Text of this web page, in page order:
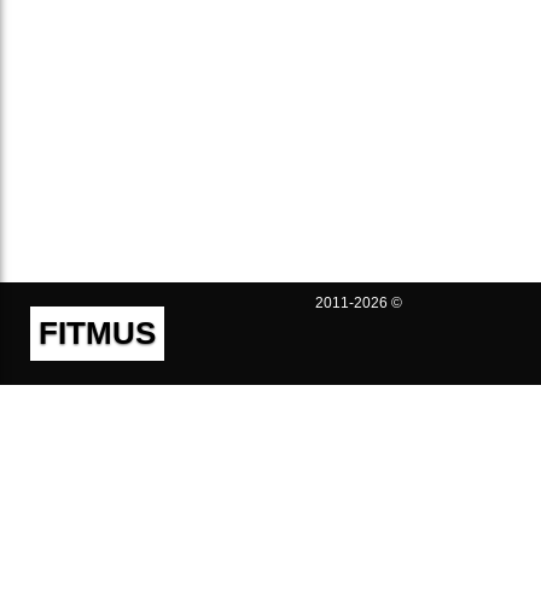
FITMUS
2011-2026 ©